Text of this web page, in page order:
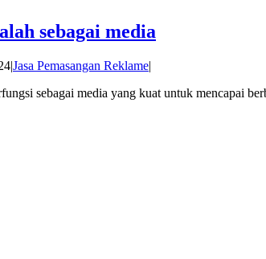
sebagai media
|Jasa Pemasangan Reklame|
sebagai media yang kuat untuk mencapai